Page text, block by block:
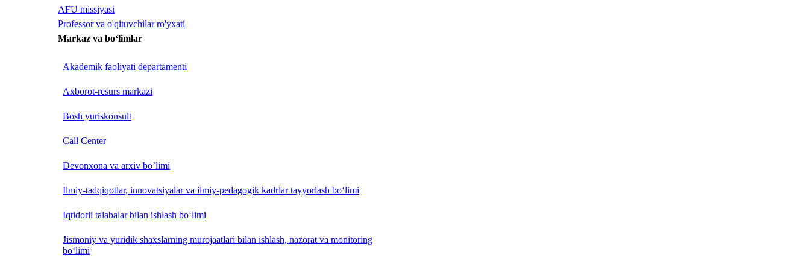
AFU missiyasi
Professor va o'qituvchilar ro'yxati
Markaz va bo‘limlar
Akademik faoliyati departamenti
Axborot-resurs markazi
Bosh yuriskonsult
Call Center
Devonxona va arxiv bo’limi
Ilmiy-tadqiqotlar, innovatsiyalar va ilmiy-pedagogik kadrlar tayyorlash bo‘limi
Iqtidorli talabalar bilan ishlash bo‘limi
Jismoniy va yuridik shaxslarning murojaatlari bilan ishlash, nazorat va monitoring
bo‘limi